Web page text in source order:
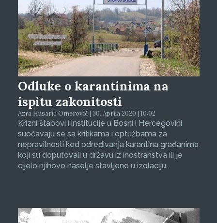
Odluke o karantinima na
ispitu zakonitosti
Azra Husarić Omerović | 30. Aprila 2020 | 10:02
Krizni štabovi i institucije u Bosni i Hercegovini
suočavaju se sa kritikama i optužbama za
nepravilnosti kod određivanja karantina građanima
koji su doputovali u državu iz inostranstva ili je
cijelo njihovo naselje stavljeno u izolaciju.